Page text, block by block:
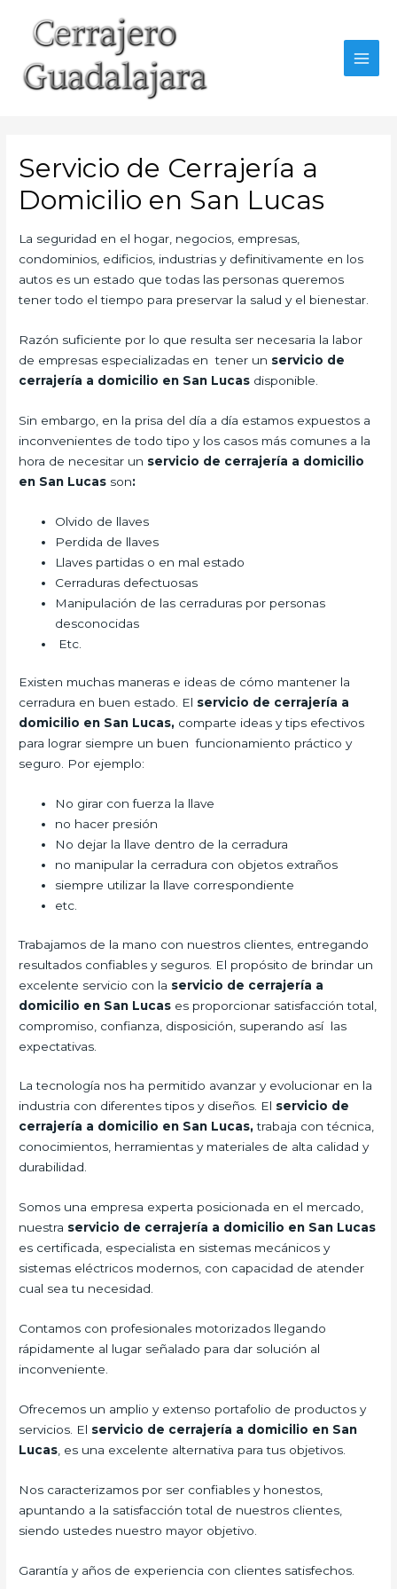
contenido
Servicio de Cerrajería a
Domicilio en San Lucas
La seguridad en el hogar, negocios, empresas,
condominios, edificios, industrias y definitivamente en los
autos es un estado que todas las personas queremos
tener todo el tiempo para preservar la salud y el bienestar.
Razón suficiente por lo que resulta ser necesaria la labor
de empresas especializadas en tener un servicio de
cerrajería a domicilio en San Lucas disponible.
Sin embargo, en la prisa del día a día estamos expuestos a
inconvenientes de todo tipo y los casos más comunes a la
hora de necesitar un servicio de cerrajería a domicilio
en San Lucas son:
Olvido de llaves
Perdida de llaves
Llaves partidas o en mal estado
Cerraduras defectuosas
Manipulación de las cerraduras por personas
desconocidas
Etc.
Existen muchas maneras e ideas de cómo mantener la
cerradura en buen estado. El servicio de cerrajería a
domicilio en San Lucas, comparte ideas y tips efectivos
para lograr siempre un buen funcionamiento práctico y
seguro. Por ejemplo:
No girar con fuerza la llave
no hacer presión
No dejar la llave dentro de la cerradura
no manipular la cerradura con objetos extraños
siempre utilizar la llave correspondiente
etc.
Trabajamos de la mano con nuestros clientes, entregando
resultados confiables y seguros. El propósito de brindar un
excelente servicio con la servicio de cerrajería a
domicilio en San Lucas es proporcionar satisfacción total,
compromiso, confianza, disposición, superando así las
expectativas.
La tecnología nos ha permitido avanzar y evolucionar en la
industria con diferentes tipos y diseños. El servicio de
cerrajería a domicilio en San Lucas,trabaja con técnica,
conocimientos, herramientas y materiales de alta calidad y
durabilidad.
Somos una empresa experta posicionada en el mercado,
nuestra servicio de cerrajería a domicilio en San Lucas
es certificada, especialista en sistemas mecánicos y
sistemas eléctricos modernos, con capacidad de atender
cual sea tu necesidad.
Contamos con profesionales motorizados llegando
rápidamente al lugar señalado para dar solución al
inconveniente.
Ofrecemos un amplio y extenso portafolio de productos y
servicios. El servicio de cerrajería a domicilio en San
Lucas , es una excelente alternativa para tus objetivos.
Nos caracterizamos por ser confiables y honestos,
apuntando a la satisfacción total de nuestros clientes,
siendo ustedes nuestro mayor objetivo.
Garantía y años de experiencia con clientes satisfechos.